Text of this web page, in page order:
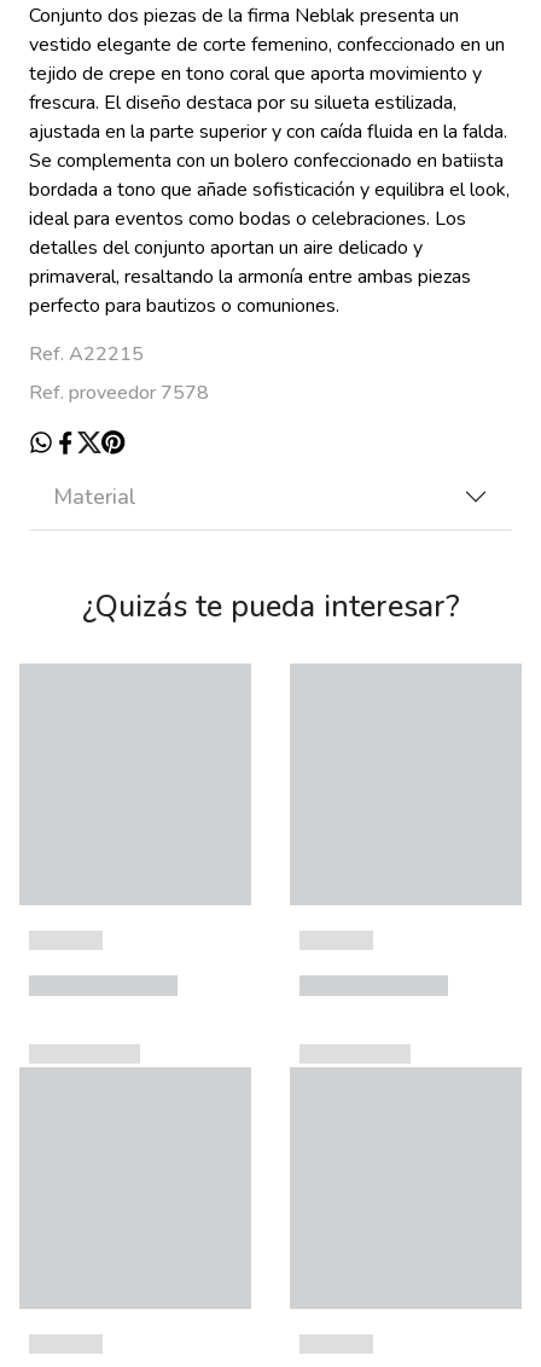
Conjunto dos piezas de la firma Neblak presenta un
vestido elegante de corte femenino, confeccionado en un
tejido de crepe en tono coral que aporta movimiento y
frescura. El diseño destaca por su silueta estilizada,
ajustada en la parte superior y con caída fluida en la falda.
Se complementa con un bolero confeccionado en batiista
bordada a tono que añade sofisticación y equilibra el look,
ideal para eventos como bodas o celebraciones. Los
detalles del conjunto aportan un aire delicado y
primaveral, resaltando la armonía entre ambas piezas
perfecto para bautizos o comuniones.
Ref. A22215
Ref. proveedor 7578
Material
¿Quizás te pueda interesar?